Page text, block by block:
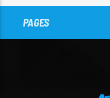
PAGES